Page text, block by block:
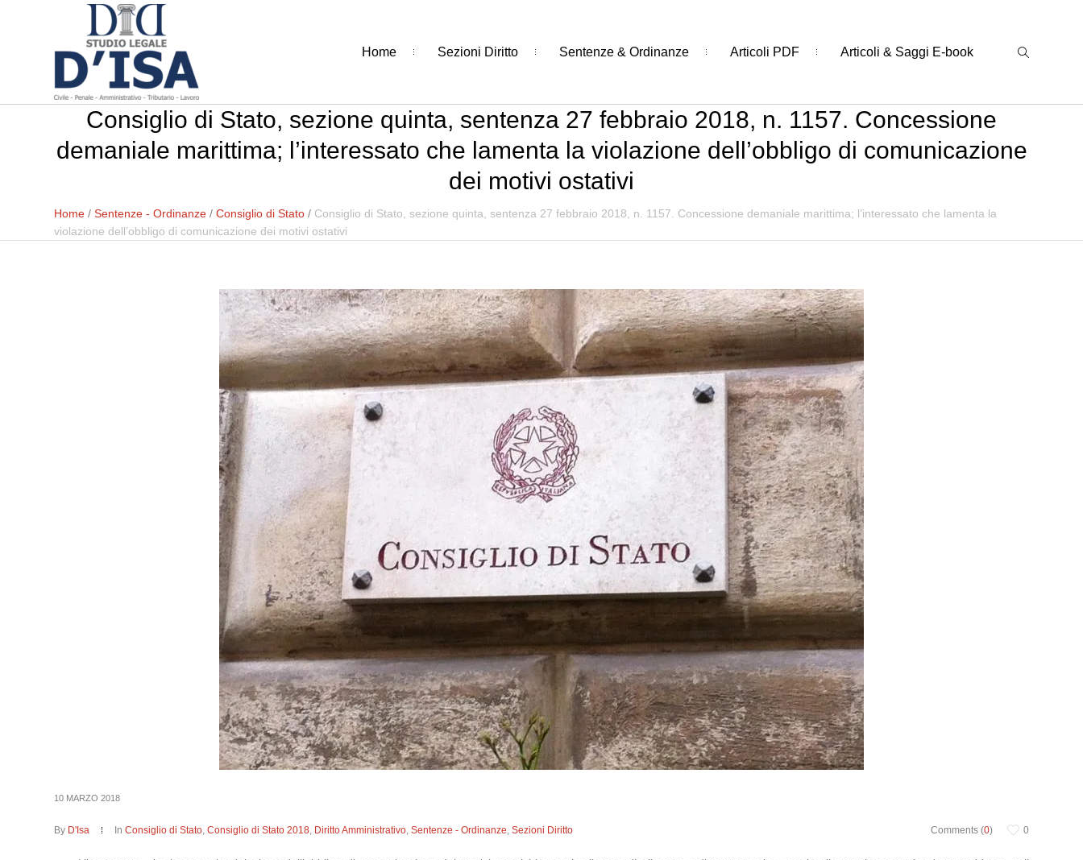
Home Sezioni Diritto Sentenze & Ordinanze Articoli PDF Articoli & Saggi E-book
Consiglio di Stato, sezione quinta, sentenza 27 febbraio 2018, n. 1157. Concessione
demaniale marittima; l’interessato che lamenta la violazione dell’obbligo di comunicazione
dei motivi ostativi
Home /Sentenze - Ordinanze /Consiglio di Stato / Consiglio di Stato, sezione quinta, sentenza 27 febbraio 2018, n. 1157. Concessione demaniale marittima; l’interessato che lamenta la
violazione dell’obbligo di comunicazione dei motivi ostativi
10 MARZO 2018
Comments (0) 0
By D'Isa InConsiglio di Stato,Consiglio di Stato 2018, Diritto Amministrativo,Sentenze - Ordinanze,Sezioni Diritto